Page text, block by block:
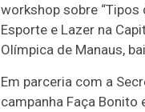
workshop sobre
Esporte e Lazer na
Olímpica de Manaus,
Em parceria com a
campanha Faça